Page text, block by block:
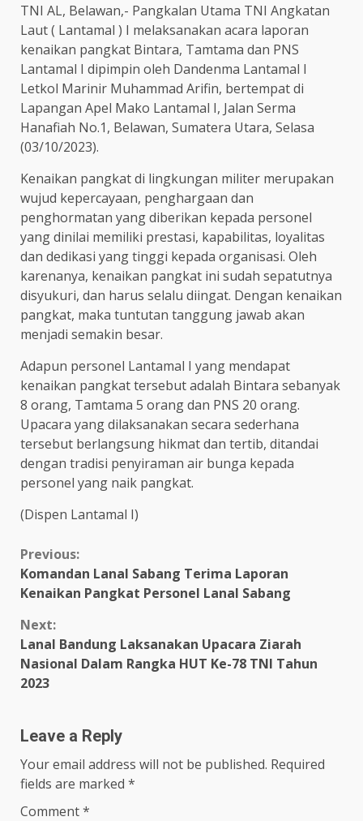
TNI AL, Belawan,- Pangkalan Utama TNI Angkatan
Laut ( Lantamal ) I melaksanakan acara laporan
kenaikan pangkat Bintara, Tamtama dan PNS
Lantamal I dipimpin oleh Dandenma Lantamal I
Letkol Marinir Muhammad Arifin, bertempat di
Lapangan Apel Mako Lantamal I, Jalan Serma
Hanafiah No.1, Belawan, Sumatera Utara, Selasa
(03/10/2023).
Kenaikan pangkat di lingkungan militer merupakan
wujud kepercayaan, penghargaan dan
penghormatan yang diberikan kepada personel
yang dinilai memiliki prestasi, kapabilitas, loyalitas
dan dedikasi yang tinggi kepada organisasi. Oleh
karenanya, kenaikan pangkat ini sudah sepatutnya
disyukuri, dan harus selalu diingat. Dengan kenaikan
pangkat, maka tuntutan tanggung jawab akan
menjadi semakin besar.
Adapun personel Lantamal I yang mendapat
kenaikan pangkat tersebut adalah Bintara sebanyak
8 orang, Tamtama 5 orang dan PNS 20 orang.
Upacara yang dilaksanakan secara sederhana
tersebut berlangsung hikmat dan tertib, ditandai
dengan tradisi penyiraman air bunga kepada
personel yang naik pangkat.
(Dispen Lantamal I)
Continue
Reading
Previous:
Komandan Lanal Sabang Terima Laporan
Kenaikan Pangkat Personel Lanal Sabang
Next:
Lanal Bandung Laksanakan Upacara Ziarah
Nasional Dalam Rangka HUT Ke-78 TNI Tahun
2023
Leave a Reply
Your email address will not be published. Required
fields are marked *
Comment*